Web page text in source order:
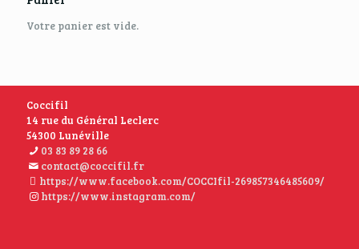
Votre panier est vide.
Coccifil
14 rue du Général Leclerc
54300 Lunéville
03 83 89 28 66
contact@coccifil.fr
https://www.facebook.com/COCCIfil-269857346485609/
https://www.instagram.com/